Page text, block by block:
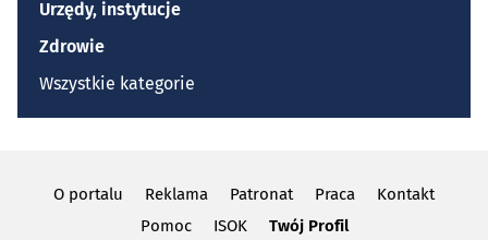
Urzędy, instytucje
Zdrowie
Wszystkie kategorie
O portalu Reklama Patronat Praca
Kontakt
Pomoc
ISOK Twój Profil